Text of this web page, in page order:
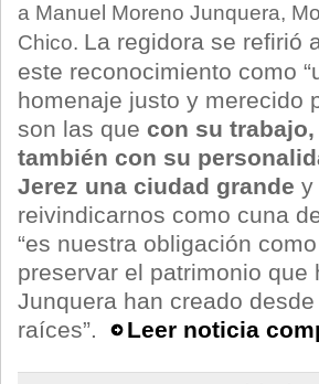
a Manuel Moreno Junquera,
Chico. La regidora se refirió
este reconocimiento como
homenaje justo y merecido
son las que con su trabajo,
también con su
Jerez una ciudad grande y
reivindicarnos como cuna
“es nuestra obligación
preservar el patrimonio
Junquera han creado
raíces”.
Leer noticia